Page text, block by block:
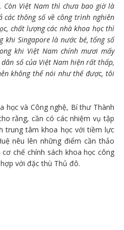
Còn Việt Nam thì chưa bao giờ là
thông số về công trình nghiên
chất lượng các nhà khoa học thì
khi Singapore là nước bé, tổng số
khi Việt Nam chính mươi mấy
số của Việt Nam hiện rất thấp,
không thể nói như thế được, tôi
học và Công nghệ, Bí thư Thành
rằng, cần có các nhiệm vụ tập
trung tâm khoa học với tiềm lực
nêu lên những điểm cần thảo
chế chính sách khoa học công
với đặc thù Thủ đô.